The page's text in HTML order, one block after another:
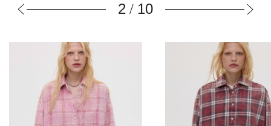
2 / 10